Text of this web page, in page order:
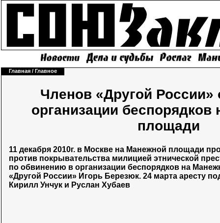
Главная / Главное
Членов «Другой России»
организации
площади
11 декабря 2010г. в Москве на Манежной площади
против покрывательства милицией этнической
по обвинению в организации беспорядков на
«Другой России» Игорь Березюк. 24 марта аресту
Кирилл Унчук и Руслан Хубаев